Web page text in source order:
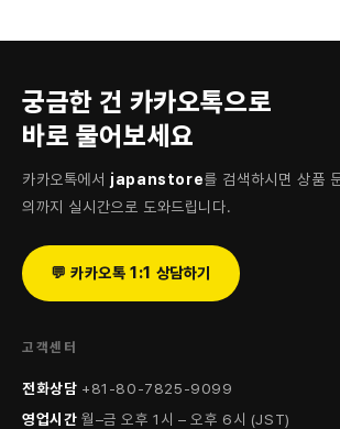
궁금한 건 카카오톡으로
바로 물어보세요
카카오톡에서 japanstore를 검색하시면 상품
의까지 실시간으로 도와드립니다.
💬 카카오톡 1:1 상담하기
고객센터
전화상담 +81-80-7825-9099
영업시간 월–금 오후 1시 – 오후 6시 (JST)